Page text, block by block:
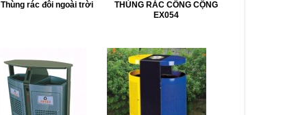
Thùng rác đôi ngoài trời
THÙNG RÁC CÔNG CỘNG
EX054